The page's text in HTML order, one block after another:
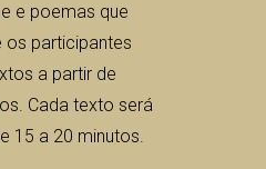
e poemas que
os participantes
a partir de
Cada texto será
15 a 20 minutos.